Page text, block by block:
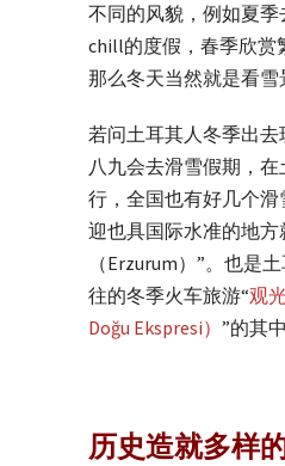
不同的风貌，例如夏
chill的度假，春季欣赏
那么冬天当然就是看雪
若问土耳其人冬季出
八九会去滑雪假期，
行，全国也有好几个
迎也具国际水准的地方
（Erzurum）”。也是
往的冬季火车旅游“观
Doğu Ekspresi） ”的其
历史造就多样